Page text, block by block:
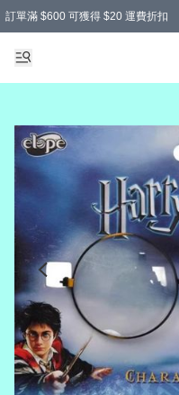
訂單滿 $600 可獲得 $20 運費折扣